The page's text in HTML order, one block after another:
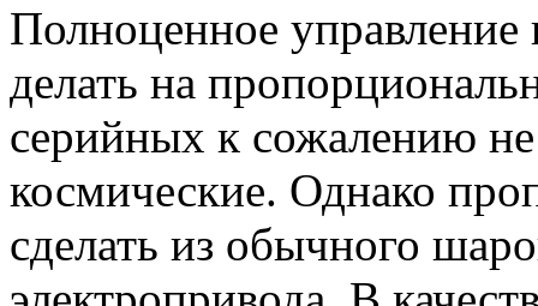
Полноценное
делать на
серийных к сожалению
космические. Однако
сделать из обычного